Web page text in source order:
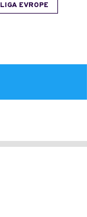
LIGA EVROPE